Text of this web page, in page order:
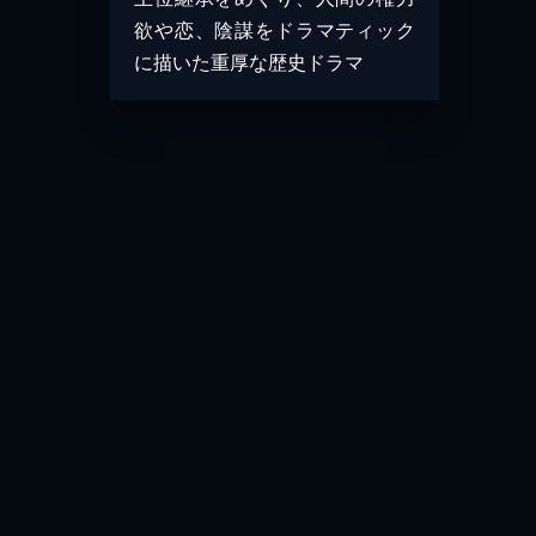
欲や恋、陰謀をドラマティック
に描いた重厚な歴史ドラマ